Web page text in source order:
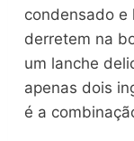
condensado e
derretem na
um lanche
apenas dois
é a